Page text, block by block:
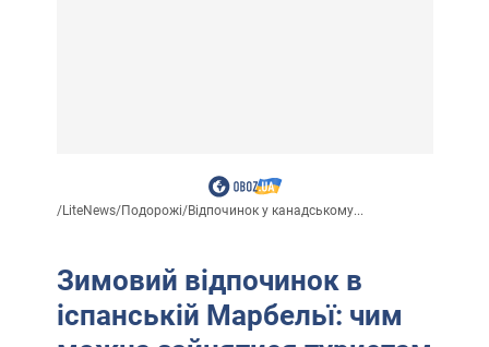
/LiteNews/Подорожі/Відпочинок у канадському...
Зимовий відпочинок в
іспанській Марбельї: чим